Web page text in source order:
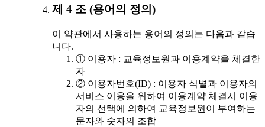
제 4 조 (용어의 정의)
이 약관에서 사용하는 용어의 정의는 다음과 같습
니다.
① 이용자 : 교육정보원과 이용계약을 체결한
자
② 이용자번호(ID) : 이용자 식별과 이용자의
서비스 이용을 위하여 이용계약 체결시 이용
자의 선택에 의하여 교육정보원이 부여하는
문자와 숫자의 조합